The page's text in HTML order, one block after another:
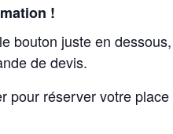
!
bouton juste en
de devis.
pour réserver votre